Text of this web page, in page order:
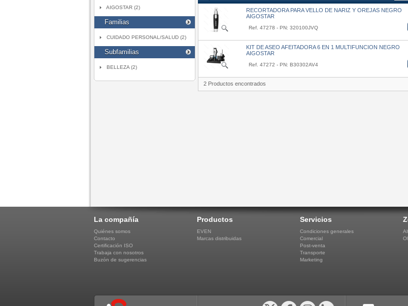
AIGOSTAR (2)
Familias
CUIDADO PERSONAL/SALUD (2)
Subfamilias
BELLEZA (2)
RECORTADORA PARA VELLO DE NARIZ Y OREJAS NEGRO
AIGOSTAR
Ref. 47278 - PN: 320100JVQ
KIT DE ASEO AFEITADORA 6 EN 1 MULTIFUNCION NEGRO
AIGOSTAR
Ref. 47272 - PN: B30302AV4
2 Productos encontrados
La compañía
Quiénes somos
Contacto
Certificación ISO
Trabaja con nosotros
Buzón de sugerencias
Productos
EVEN
Marcas distribuidas
Servicios
Condiciones generales
Comercial
Post-venta
Transporte
Marketing